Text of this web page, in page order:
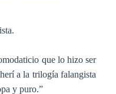
que lo hizo ser
a la trilogía falangista
y puro.”